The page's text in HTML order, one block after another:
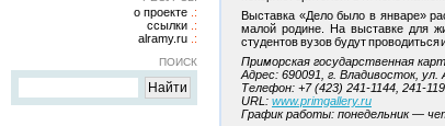
о проекте
ссылки
alramy.ru
ПОИСК
Выставка «Дело было в январе»
малой родине. На выставке для
студентов вузов будут
Приморская государственная
Адрес: 690091, г. Владивосток, ул.
Телефон: +7 (423) 241-1144, 241-
URL: www.primgallery.ru
График работы: понедельник —